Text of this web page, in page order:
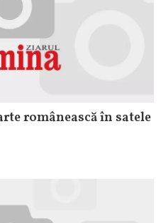
românească în satele